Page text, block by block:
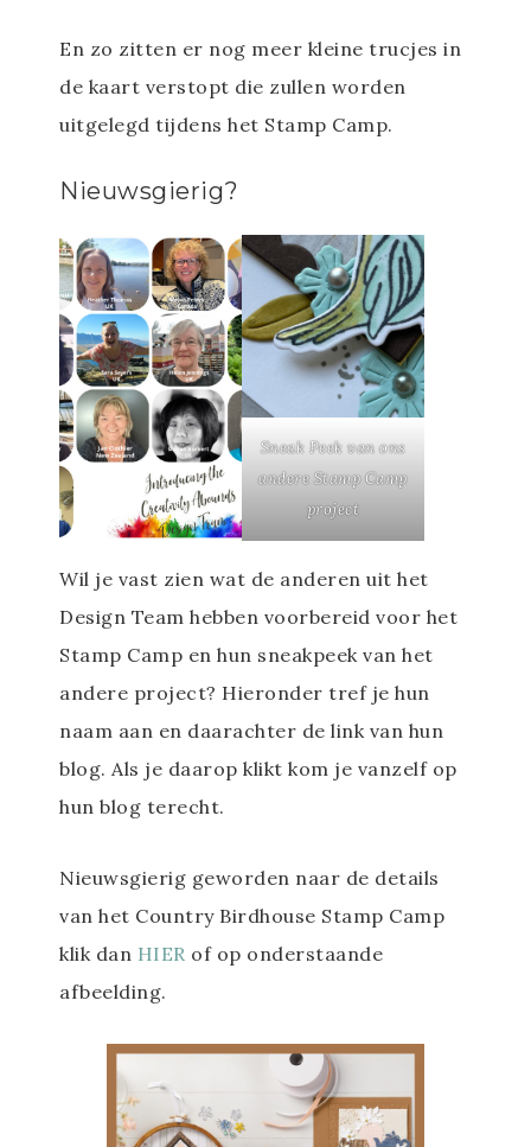
En zo zitten er nog meer kleine trucjes in
de kaart verstopt die zullen worden
uitgelegd tijdens het Stamp Camp.
Nieuwsgierig?
Sneak Peek van ons
andere Stamp Camp
project
Wil je vast zien wat de anderen uit het
Design Team hebben voorbereid voor het
Stamp Camp en hun sneakpeek van het
andere project? Hieronder tref je hun
naam aan en daarachter de link van hun
blog. Als je daarop klikt kom je vanzelf op
hun blog terecht.
Nieuwsgierig geworden naar de details
van het Country Birdhouse Stamp Camp
klik dan HIER of op onderstaande
afbeelding.